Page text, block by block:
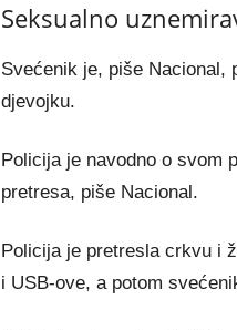
Seksualno
Svećenik je, piše Nacional,
djevojku.
Policija je navodno o svom
pretresa, piše Nacional.
Policija je pretresla crkvu i
i USB-ove, a potom